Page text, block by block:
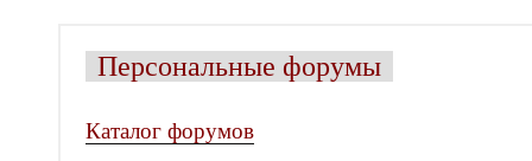
Персональные форумы
Каталог форумов